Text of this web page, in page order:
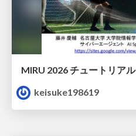
MIRU 2026 チュートリアル
keisuke198619